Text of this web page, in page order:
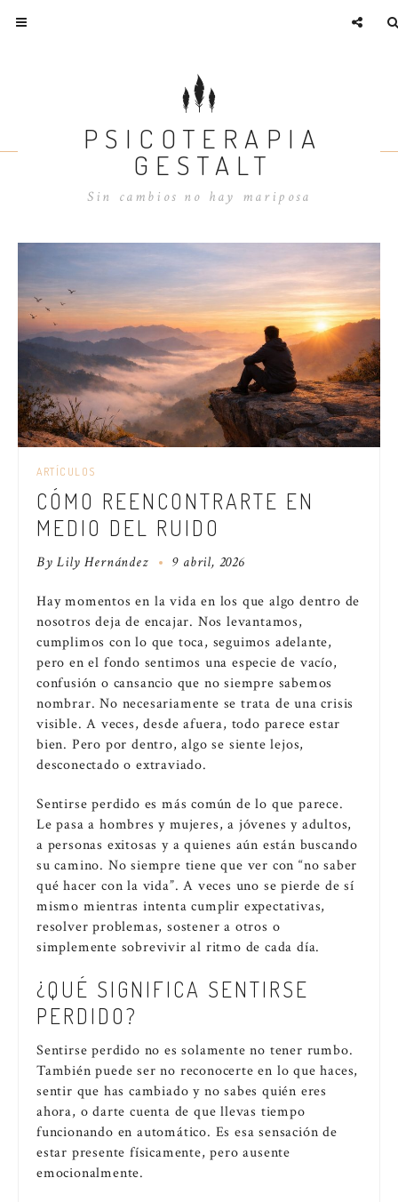
PSICOTERAPIA
GESTALT
Sin cambios no hay mariposa
ARTÍCULOS
CÓMO REENCONTRARTE EN
MEDIO DEL RUIDO
ByLily Hernández 9 abril, 2026
Hay momentos en la vida en los que algo dentro de
nosotros deja de encajar. Nos levantamos,
cumplimos con lo que toca, seguimos adelante,
pero en el fondo sentimos una especie de vacío,
confusión o cansancio que no siempre sabemos
nombrar. No necesariamente se trata de una crisis
visible. A veces, desde afuera, todo parece estar
bien. Pero por dentro, algo se siente lejos,
desconectado o extraviado.
Sentirse perdido es más común de lo que parece.
Le pasa a hombres y mujeres, a jóvenes y adultos,
a personas exitosas y a quienes aún están buscando
su camino. No siempre tiene que ver con “no saber
qué hacer con la vida”. A veces uno se pierde de sí
mismo mientras intenta cumplir expectativas,
resolver problemas, sostener a otros o
simplemente sobrevivir al ritmo de cada día.
¿QUÉ SIGNIFICA SENTIRSE
PERDIDO?
Sentirse perdido no es solamente no tener rumbo.
También puede ser no reconocerte en lo que haces,
sentir que has cambiado y no sabes quién eres
ahora, o darte cuenta de que llevas tiempo
funcionando en automático. Es esa sensación de
estar presente físicamente, pero ausente
emocionalmente.